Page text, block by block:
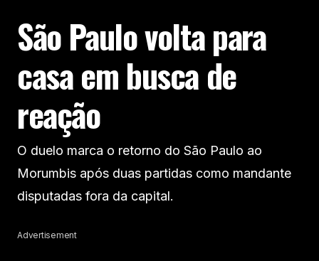
São Paulo volta para
casa em busca de
reação
O duelo marca o retorno do São Paulo ao
Morumbis após duas partidas como mandante
disputadas fora da capital.
Advertisement